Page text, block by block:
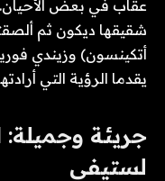
عقاب في بعض
شقيقها ديكون ثم
أتكينسون) وزيندي
يقدما الرؤية التي
جريئة وجميلة:
لستيفي